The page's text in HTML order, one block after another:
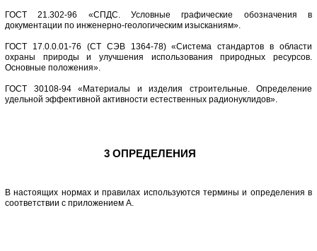
ГОСТ 21.302-96 «СПДС. Условные графические обозначения в
документации по инженерно-геологическим изысканиям».
ГОСТ 17.0.0.01-76 (СТ СЭВ 1364-78) «Система стандартов в области
охраны природы и улучшения использования природных ресурсов.
Основные положения».
ГОСТ 30108-94 «Материалы и изделия строительные. Определение
удельной эффективной активности естественных радионуклидов».
3 ОПРЕДЕЛЕНИЯ
В настоящих нормах и правилах используются термины и определения в
соответствии с приложением А.